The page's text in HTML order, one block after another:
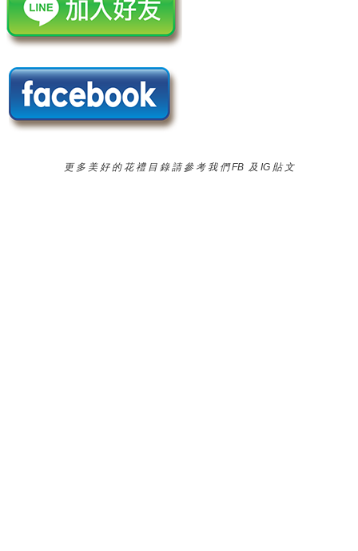
更 多 美 好 的 花 禮 目 錄 請 參 考 我 們 FB 及 IG 貼 文